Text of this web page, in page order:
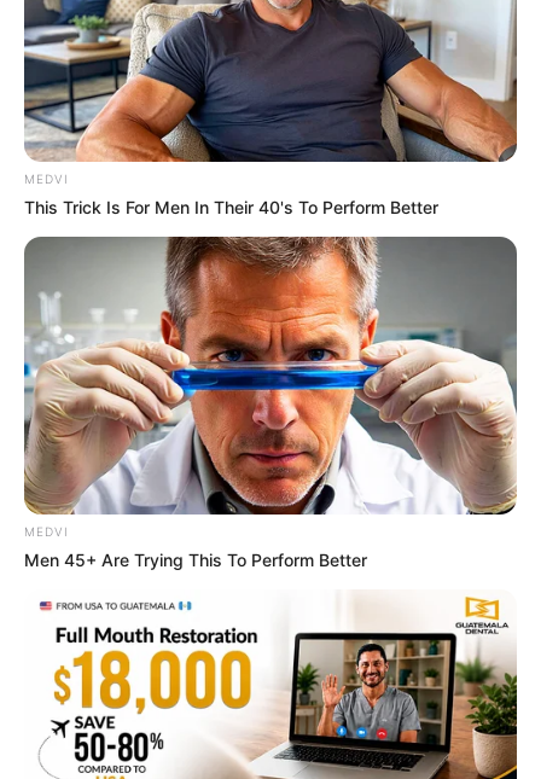
Meet The 6 Legendary Child Actors Who Became
Real Life Criminals
BRAINBERRIES
Why everything you thought you knew about water
might be wrong
CTA LOVE
MEDVI
This Trick Is For Men In Their 40's To Perform Better
MEDVI
Men 45+ Are Trying This To Perform Better